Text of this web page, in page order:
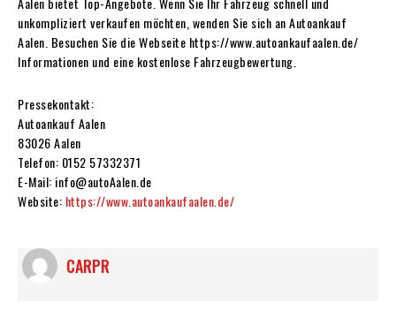
unkompliziert verkaufen möchten, wenden Sie sich an Autoankauf
Aalen. Besuchen Sie die Webseite https://www.autoankaufaalen.de/
Informationen und eine kostenlose Fahrzeugbewertung.
Pressekontakt:
Autoankauf Aalen
83026 Aalen
Telefon: 0152 57332371
E-Mail: info@autoAalen.de
Website: https://www.autoankaufaalen.de/
CARPR